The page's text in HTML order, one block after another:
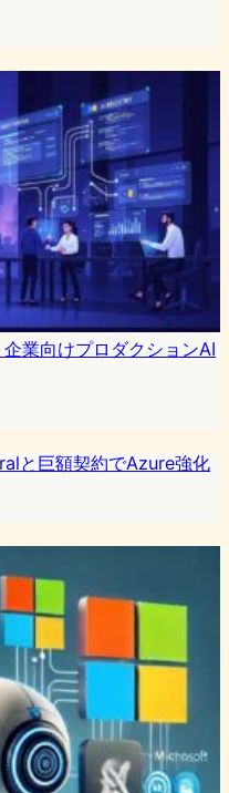
業向けプロダクションAI
と巨額契約でAzure強化